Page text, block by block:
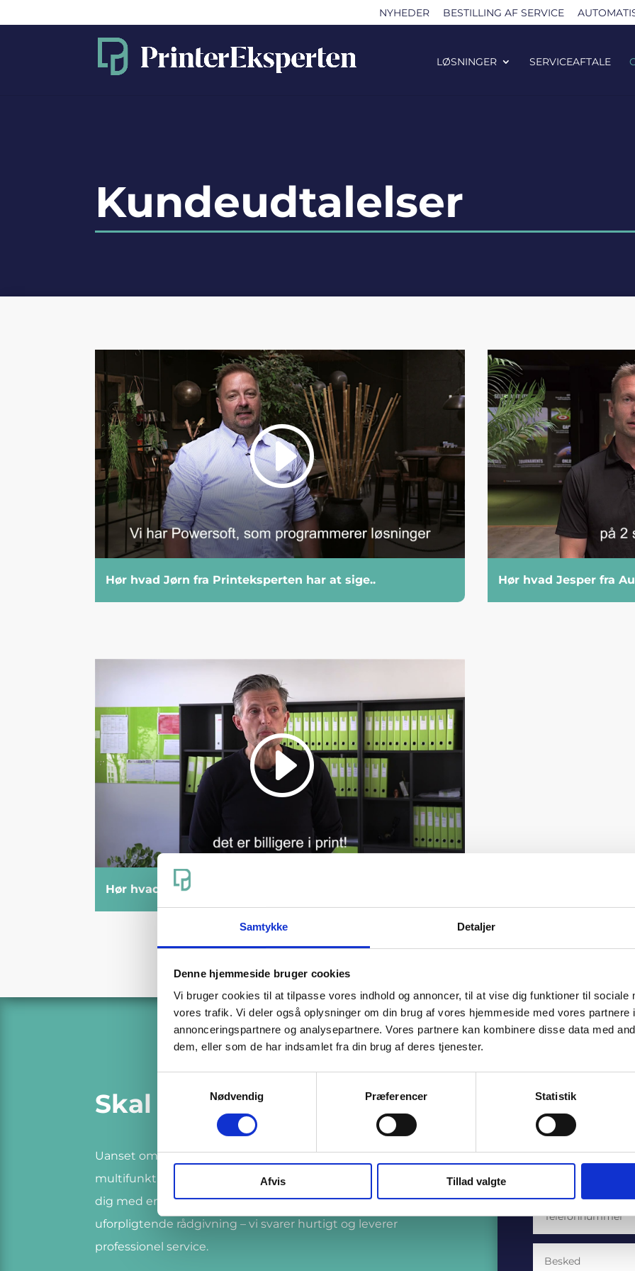
Samtykke Detaljer
Denne hjemmeside bruger cookies
Vi bruger cookies til at tilpasse vores indhold og annoncer, til at vise dig funktioner til sociale
vores trafik. Vi deler også oplysninger om din brug af vores hjemmeside med vores partnere
annonceringspartnere og analysepartnere. Vores partnere kan kombinere disse data med
dem, eller som de har indsamlet fra din brug af deres tjenester.
Nødvendig
Præferencer Statistik
Afvis Tillad valgte
NYHEDER BESTILLING AF SERVICE
LØSNINGER SERVICEAFTALE
Kundeudtalelser
Hør hvad Jørn fra Printeksperten har at sige.. Hør hvad Jesper fra
Hør hvad Jesper fra Autimescenter Nord Bo har at sige..
Skal vi snakke printere?
Uanset om du har brug for én printer eller en flåde af
multifunktionsmaskiner, står Printereksperten klar til at hjælpe
dig med en skræddersyet løsning. Kontakt os i dag og få en
uforpligtende rådgivning – vi svarer hurtigt og leverer
professionel service.
Kontakt os